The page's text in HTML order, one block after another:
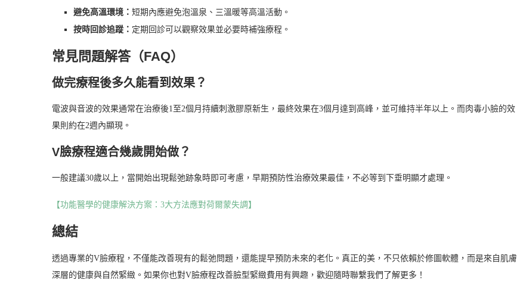
避免高溫環境： 短期內應避免泡溫泉、三溫暖等高溫活動。
按時回診追蹤： 定期回診可以觀察效果並必要時補強療程。
常見問題解答（FAQ）
做完療程後多久能看到效果？
電波與音波的效果通常在治療後1至2個月持續刺激膠原新生，最終效果在3個月達到高峰，並可維持半年以上。而肉毒小臉的效
果則約在2週內顯現。
V臉療程適合幾歲開始做？
一般建議30歲以上，當開始出現鬆弛跡象時即可考慮，早期預防性治療效果最佳，不必等到下垂明顯才處理。
【功能醫學的健康解決方案：3大方法應對荷爾蒙失調】
總結
透過專業的V臉療程，不僅能改善現有的鬆弛問題，還能提早預防未來的老化。真正的美，不只依賴於修圖軟體，而是來自肌膚
深層的健康與自然緊緻。如果你也對V臉療程改善臉型緊緻費用有興趣，歡迎隨時聯繫我們了解更多！